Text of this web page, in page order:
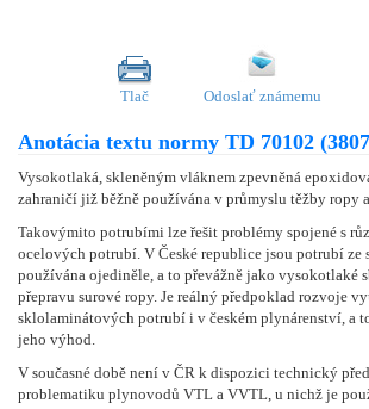
Tlač Odoslať známemu
Anotácia textu normy TD 70102
Vysokotlaká, skleněným vláknem zpevněná
zahraničí již běžně používána v průmyslu těžby ropy
Takovýmito potrubími lze řešit problémy spojené s
ocelových potrubí. V České republice jsou potrubí ze
používána ojediněle, a to převážně jako vysokotlaké
přepravu surové ropy. Je reálný předpoklad rozvoje
sklolaminátových potrubí i v českém plynárenství, a
jeho výhod.
V současné době není v ČR k dispozici technický
problematiku plynovodů VTL a VVTL, u nichž je